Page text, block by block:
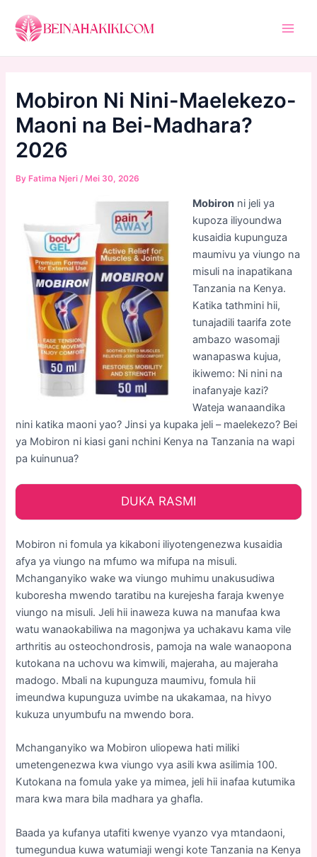
content
Mobiron Ni Nini-Maelekezo-
Maoni na Bei-Madhara?
2026
ByFatima Njeri /Mei 30, 2026
Mobiron ni jeli ya
kupoza iliyoundwa
kusaidia kupunguza
maumivu ya viungo na
misuli na inapatikana
Tanzania na Kenya.
Katika tathmini hii,
tunajadili taarifa zote
ambazo wasomaji
wanapaswa kujua,
ikiwemo: Ni nini na
inafanyaje kazi?
Wateja wanaandika
nini katika maoni yao? Jinsi ya kupaka jeli – maelekezo? Bei
ya Mobiron ni kiasi gani nchini Kenya na Tanzania na wapi
pa kuinunua?
DUKA RASMI
Mobiron ni fomula ya kikaboni iliyotengenezwa kusaidia
afya ya viungo na mfumo wa mifupa na misuli.
Mchanganyiko wake wa viungo muhimu unakusudiwa
kuboresha mwendo taratibu na kurejesha faraja kwenye
viungo na misuli. Jeli hii inaweza kuwa na manufaa kwa
watu wanaokabiliwa na magonjwa ya uchakavu kama vile
arthritis au osteochondrosis, pamoja na wale wanaopona
kutokana na uchovu wa kimwili, majeraha, au majeraha
madogo. Mbali na kupunguza maumivu, fomula hii
imeundwa kupunguza uvimbe na ukakamaa, na hivyo
kukuza unyumbufu na mwendo bora.
Mchanganyiko wa Mobiron uliopewa hati miliki
umetengenezwa kwa viungo vya asili kwa asilimia 100.
Kutokana na fomula yake ya mimea, jeli hii inafaa kutumika
mara kwa mara bila madhara ya ghafla.
Baada ya kufanya utafiti kwenye vyanzo vya mtandaoni,
tumegundua kuwa watumiaji wengi kote Tanzania na Kenya